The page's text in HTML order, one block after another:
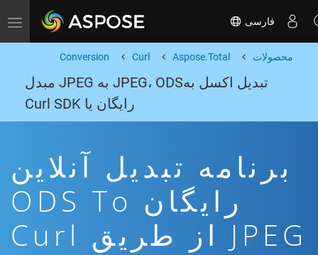
Toggle navigation فارسی
محصولات Aspose.Total
Curl
Conversion
تبدیل اکسل بهJPEG، ODS به JPEG مبدل
رایگان یا Curl SDK
برنامه تبدیل آنلاین
رایگان ODS To
JPEG از طریق Curl